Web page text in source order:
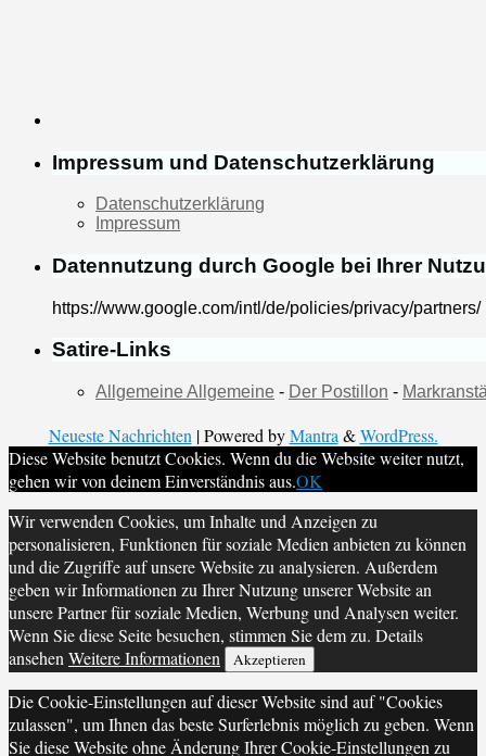
Impressum und Datenschutzerklärung
Datenschutzerklärung
Impressum
Datennutzung durch Google bei Ihrer
https://www.google.com/intl/de/policies/privacy/partners/
Satire-Links
Allgemeine Allgemeine - Der Postillon -
Neueste Nachrichten | Powered byMantra &WordPress.
Diese Website benutzt Cookies. Wenn du die Website weiter nutzt,
gehen wir von deinem Einverständnis aus.OK
Wir verwenden Cookies, um Inhalte und Anzeigen zu
personalisieren, Funktionen für soziale Medien anbieten zu können
und die Zugriffe auf unsere Website zu analysieren. Außerdem
geben wir Informationen zu Ihrer Nutzung unserer Website an
unsere Partner für soziale Medien, Werbung und Analysen weiter.
Wenn Sie diese Seite besuchen, stimmen Sie dem zu. Details
ansehen Weitere Informationen Akzeptieren
Die Cookie-Einstellungen auf dieser Website sind auf "Cookies
zulassen", um Ihnen das beste Surferlebnis möglich zu geben. Wenn
Sie diese Website ohne Änderung Ihrer Cookie-Einstellungen zu